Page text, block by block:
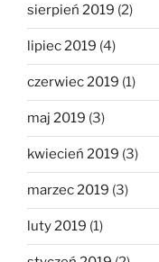
sierpień 2019 (2)
lipiec 2019 (4)
czerwiec 2019 (1)
maj 2019 (3)
kwiecień 2019 (3)
marzec 2019 (3)
luty 2019 (1)